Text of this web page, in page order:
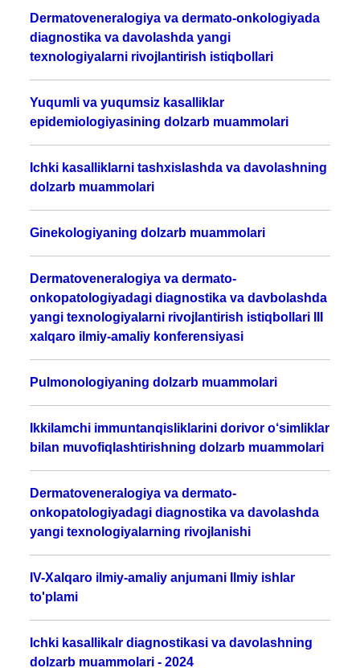
Dermatoveneralogiya va dermato-onkologiyada
diagnostika va davolashda yangi
texnologiyalarni rivojlantirish istiqbollari
Yuqumli va yuqumsiz kasalliklar
epidemiologiyasining dolzarb muammolari
Ichki kasalliklarni tashxislashda va davolashning
dolzarb muammolari
Ginekologiyaning dolzarb muammolari
Dermatoveneralogiya va dermato-
onkopatologiyadagi diagnostika va davbolashda
yangi texnologiyalarni rivojlantirish istiqbollari III
xalqaro ilmiy-amaliy konferensiyasi
Pulmonologiyaning dolzarb muammolari
Ikkilamchi immuntanqisliklarini dorivor o‘simliklar
bilan muvofiqlashtirishning dolzarb muammolari
Dermatoveneralogiya va dermato-
onkopatologiyadagi diagnostika va davolashda
yangi texnologiyalarning rivojlanishi
IV-Xalqaro ilmiy-amaliy anjumani Ilmiy ishlar
to'plami
Ichki kasallikalr diagnostikasi va davolashning
dolzarb muammolari - 2024